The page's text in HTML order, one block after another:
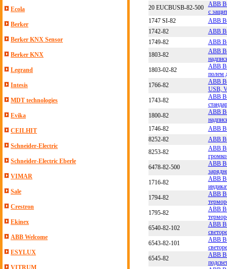
Ecola
Berker
Berker KNX Sensor
Berker KNX
Legrand
Intesis
MDT technologies
Evika
CEILHIT
Schneider-Electric
Schneider-Electric Eberle
VIMAR
Sale
Crestron
Ekinex
ABB Welcome
ESYLUX
VITRUM
20 EUCBUSB-82-500
ABB
с
1747 SI-82
ABB
1742-82
ABB
1749-82
ABB
1803-82
ABB
1803-02-82
ABB
полем
1766-82
ABB
USB,
1743-82
ABB
1800-82
ABB
1746-82
ABB
8252-82
ABB
8253-82
ABB
6478-82-500
ABB
1716-82
ABB
1794-82
ABB
1795-82
ABB
6540-82-102
ABB
6543-82-101
ABB
6545-82
ABB